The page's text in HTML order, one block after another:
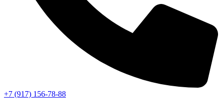
+7 (917) 156-78-88